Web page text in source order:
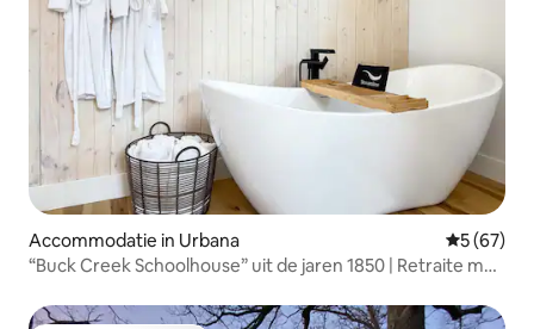
Accommodatie in Urbana
5 (67)
“Buck Creek Schoolhouse” uit de jaren 1850 | Retraite met